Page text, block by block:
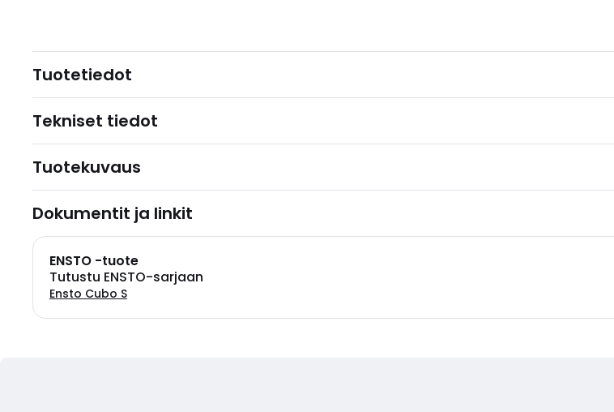
Tuotetiedot
Tekniset tiedot
Tuotekuvaus
Dokumentit ja linkit
ENSTO -tuote
Tutustu ENSTO-sarjaan
Ensto Cubo S